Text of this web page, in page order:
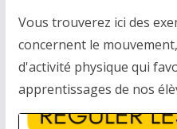
Vous trouverez ici des
concernent le
d'activité physique qui
apprentissages de nos